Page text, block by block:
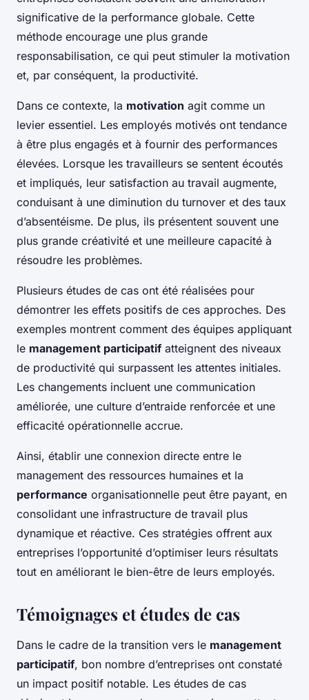
significative de la performance globale. Cette
méthode encourage une plus grande
responsabilisation, ce qui peut stimuler la motivation
et, par conséquent, la productivité.
Dans ce contexte, la motivation agit comme un
levier essentiel. Les employés motivés ont tendance
à être plus engagés et à fournir des performances
élevées. Lorsque les travailleurs se sentent écoutés
et impliqués, leur satisfaction au travail augmente,
conduisant à une diminution du turnover et des taux
d’absentéisme. De plus, ils présentent souvent une
plus grande créativité et une meilleure capacité à
résoudre les problèmes.
Plusieurs études de cas ont été réalisées pour
démontrer les effets positifs de ces approches. Des
exemples montrent comment des équipes appliquant
le management participatif atteignent des niveaux
de productivité qui surpassent les attentes initiales.
Les changements incluent une communication
améliorée, une culture d’entraide renforcée et une
efficacité opérationnelle accrue.
Ainsi, établir une connexion directe entre le
management des ressources humaines et la
performance organisationnelle peut être payant, en
consolidant une infrastructure de travail plus
dynamique et réactive. Ces stratégies offrent aux
entreprises l’opportunité d’optimiser leurs résultats
tout en améliorant le bien-être de leurs employés.
Témoignages et études de cas
Dans le cadre de la transition vers le management
participatif, bon nombre d’entreprises ont constaté
un impact positif notable. Les études de cas